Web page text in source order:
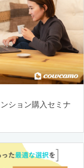
ション購入セミナ